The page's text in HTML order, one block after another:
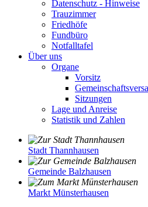
Datenschutz - Hinweise
Trauzimmer
Friedhöfe
Fundbüro
Notfalltafel
Über uns
Organe
Vorsitz
Sitzungen
Lage und Anreise
Statistik und Zahlen
Stadt Thannhausen
Gemeinde Balzhausen
Markt Münsterhausen